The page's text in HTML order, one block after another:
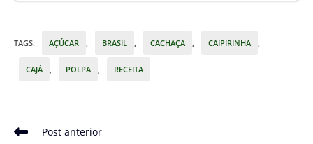
TAGS: AÇÚCAR , BRASIL , CACHAÇA , CAIPIRINHA ,
CAJÁ , POLPA , RECEITA
Leia
Post anterior